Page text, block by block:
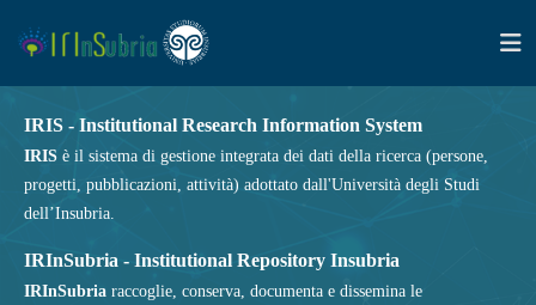
IRIS - Institutional Research Information System
IRIS è il sistema di gestione integrata dei dati della ricerca (persone,
progetti, pubblicazioni, attività) adottato dall'Università degli Studi
dell’Insubria.
IRInSubria - Institutional Repository Insubria
IRInSubria raccoglie, conserva, documenta e dissemina le